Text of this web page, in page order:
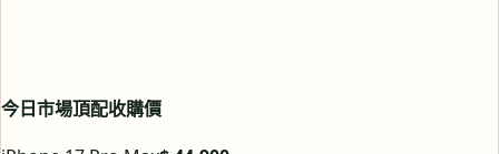
今日市場頂配收購價